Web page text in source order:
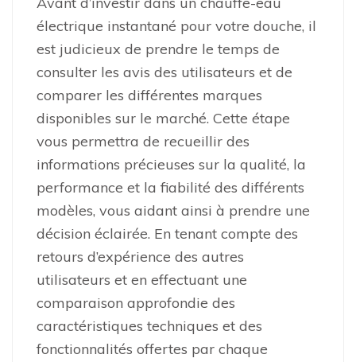
électrique instantané pour votre douche, il
est judicieux de prendre le temps de
consulter les avis des utilisateurs et de
comparer les différentes marques
disponibles sur le marché. Cette étape
vous permettra de recueillir des
informations précieuses sur la qualité, la
performance et la fiabilité des différents
modèles, vous aidant ainsi à prendre une
décision éclairée. En tenant compte des
retours d’expérience des autres
utilisateurs et en effectuant une
comparaison approfondie des
caractéristiques techniques et des
fonctionnalités offertes par chaque